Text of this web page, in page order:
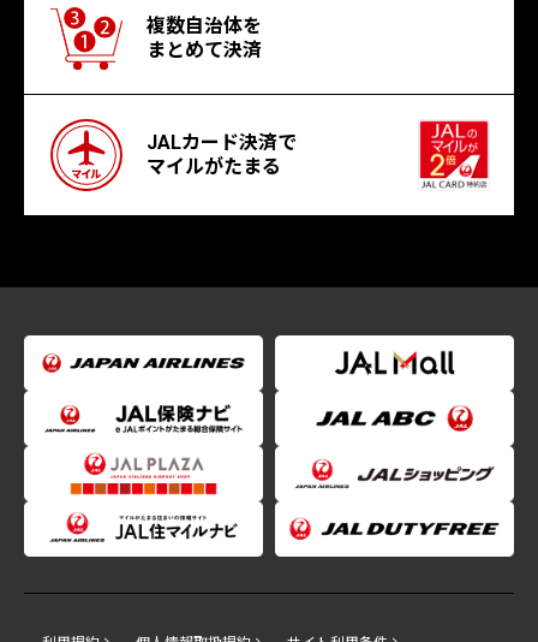
複数自治体を
まとめて決済
JALカード決済で
マイルがたまる